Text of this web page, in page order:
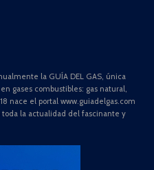
la GUÍA DEL GAS, única
gases combustibles: gas natural,
nace el portal www.guiadelgas.com
la actualidad del fascinante y